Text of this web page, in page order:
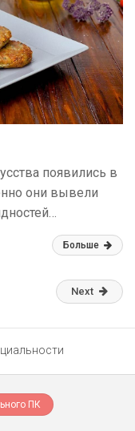
появились в
они вывели
Больше
Next
ПК